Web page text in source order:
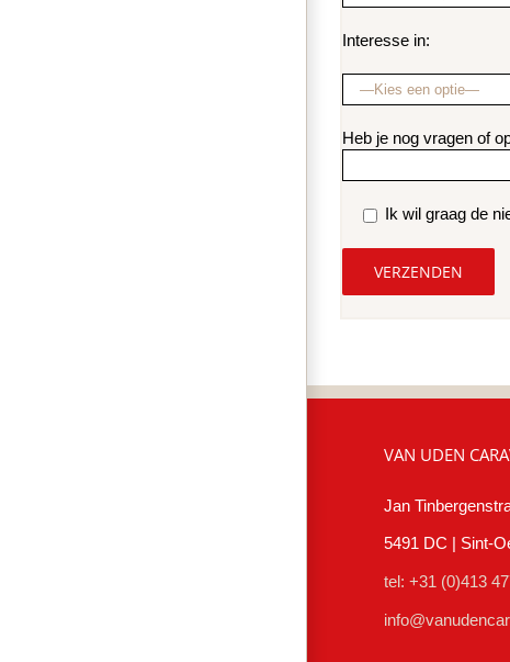
Interesse in:
Heb je nog vragen of
Ik wil graag de
VAN UDEN
Jan
5491 DC | Sint-
tel: +31 (0)413